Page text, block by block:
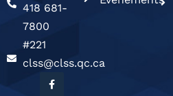
418 681-
7800
#221
clss@clss.qc.ca